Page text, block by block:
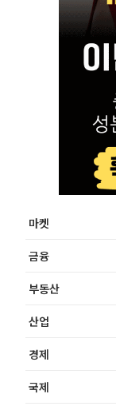
마켓
금융
부동산
산업
경제
국제